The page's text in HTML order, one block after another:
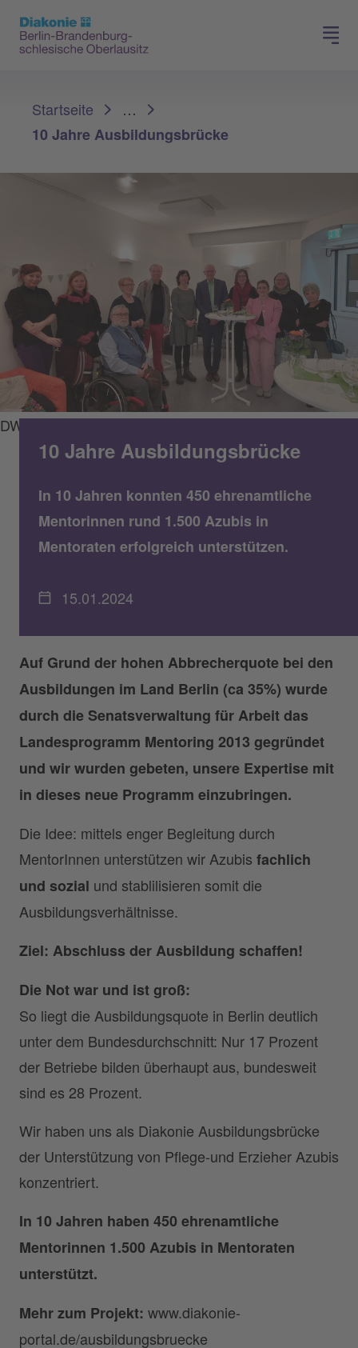
Presse
Startseite
…
10 Jahre Ausbildungsbrücke
DWBO
10 Jahre Ausbildungsbrücke
In 10 Jahren konnten 450 ehrenamtliche
Mentorinnen rund 1.500 Azubis in
Mentoraten erfolgreich unterstützen.
15.01.2024
Auf Grund der hohen Abbrecherquote bei den
Ausbildungen im Land Berlin (ca 35%) wurde
durch die Senatsverwaltung für Arbeit das
Landesprogramm Mentoring 2013 gegründet
und wir wurden gebeten, unsere Expertise mit
in dieses neue Programm einzubringen.
Die Idee: mittels enger Begleitung durch
MentorInnen unterstützen wir Azubis fachlich
und sozial und stablilisieren somit die
Ausbildungsverhältnisse.
Ziel: Abschluss der Ausbildung schaffen!
Die Not war und ist groß:
So liegt die Ausbildungsquote in Berlin deutlich
unter dem Bundesdurchschnitt: Nur 17 Prozent
der Betriebe bilden überhaupt aus, bundesweit
sind es 28 Prozent.
Wir haben uns als Diakonie Ausbildungsbrücke
der Unterstützung von Pflege-und Erzieher Azubis
konzentriert.
In 10 Jahren haben 450 ehrenamtliche
Mentorinnen 1.500 Azubis in Mentoraten
unterstützt.
Mehr zum Projekt: www.diakonie-
portal.de/ausbildungsbruecke